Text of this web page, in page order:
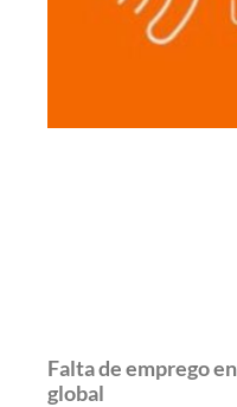
Falta de emprego
global